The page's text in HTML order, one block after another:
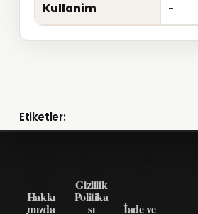
Kullanim -
Etiketler:
Hakkı
mızda
Gizlilik
Politika
sı İade ve